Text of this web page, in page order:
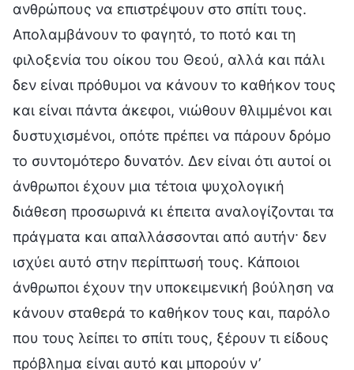
ανθρώπους να επιστρέψουν στο σπίτι τους.
Απολαμβάνουν το φαγητό, το ποτό και τη
φιλοξενία του οίκου του Θεού, αλλά και πάλι
δεν είναι πρόθυμοι να κάνουν το καθήκον τους
και είναι πάντα άκεφοι, νιώθουν θλιμμένοι και
δυστυχισμένοι, οπότε πρέπει να πάρουν δρόμο
το συντομότερο δυνατόν. Δεν είναι ότι αυτοί οι
άνθρωποι έχουν μια τέτοια ψυχολογική
διάθεση προσωρινά κι έπειτα αναλογίζονται τα
πράγματα και απαλλάσσονται από αυτήν· δεν
ισχύει αυτό στην περίπτωσή τους. Κάποιοι
άνθρωποι έχουν την υποκειμενική βούληση να
κάνουν σταθερά το καθήκον τους και, παρόλο
που τους λείπει το σπίτι τους, ξέρουν τι είδους
πρόβλημα είναι αυτό και μπορούν ν’